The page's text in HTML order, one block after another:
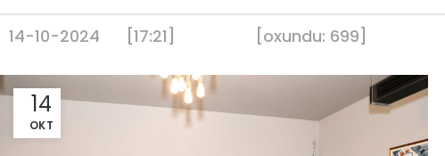
14-10-2024 [17:21] [oxundu: 699]
14
OKT